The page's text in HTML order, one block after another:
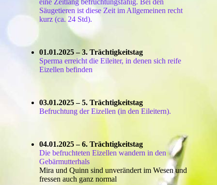
Säugetieren ist diese Zeit im Allgemeinen recht
kurz (ca. 24 Std).
01.01.2025 – 3. Trächtigkeitstag
Sperma erreicht die Eileiter, in denen sich reife
Eizellen befinden
03.01.2025 – 5. Trächtigkeitstag
Befruchtung der Eizellen (in den Eileitern).
04.01.2025 – 6. Trächtigkeitstag
Die befruchteten Eizellen wandern in den
Gebärmutterhals
Mira und Quinn sind unverändert im Wesen und
fressen auch ganz normal